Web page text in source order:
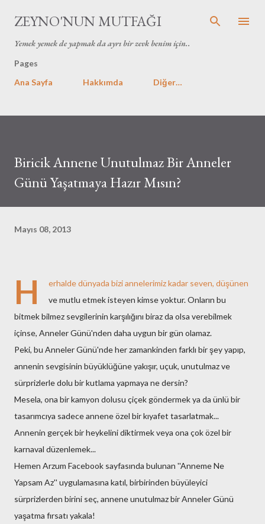
Ana içeriğe atla
ZEYNO'NUN MUTFAĞI
Yemek yemek de yapmak da ayrı bir zevk benim için..
Pages
Ana Sayfa
Hakkımda Diğer…
Biricik Annene Unutulmaz Bir Anneler
Günü Yaşatmaya Hazır Mısın?
Mayıs 08, 2013
H
erhalde dünyada bizi annelerimiz kadar seven, düşünen
ve mutlu etmek isteyen kimse yoktur. Onların bu
bitmek bilmez sevgilerinin karşılığını biraz da olsa verebilmek
içinse, Anneler Günü'nden daha uygun bir gün olamaz.
Peki, bu Anneler Günü'nde her zamankinden farklı bir şey yapıp,
annenin sevgisinin büyüklüğüne yakışır, uçuk, unutulmaz ve
sürprizlerle dolu bir kutlama yapmaya ne dersin?
Mesela, ona bir kamyon dolusu çiçek göndermek ya da ünlü bir
tasarımcıya sadece annene özel bir kıyafet tasarlatmak...
Annenin gerçek bir heykelini diktirmek veya ona çok özel bir
karnaval düzenlemek...
Hemen Arzum Facebook sayfasında bulunan ''Anneme Ne
Yapsam Az'' uygulamasına katıl, birbirinden büyüleyici
sürprizlerden birini seç, annene unutulmaz bir Anneler Günü
yaşatma fırsatı yakala!